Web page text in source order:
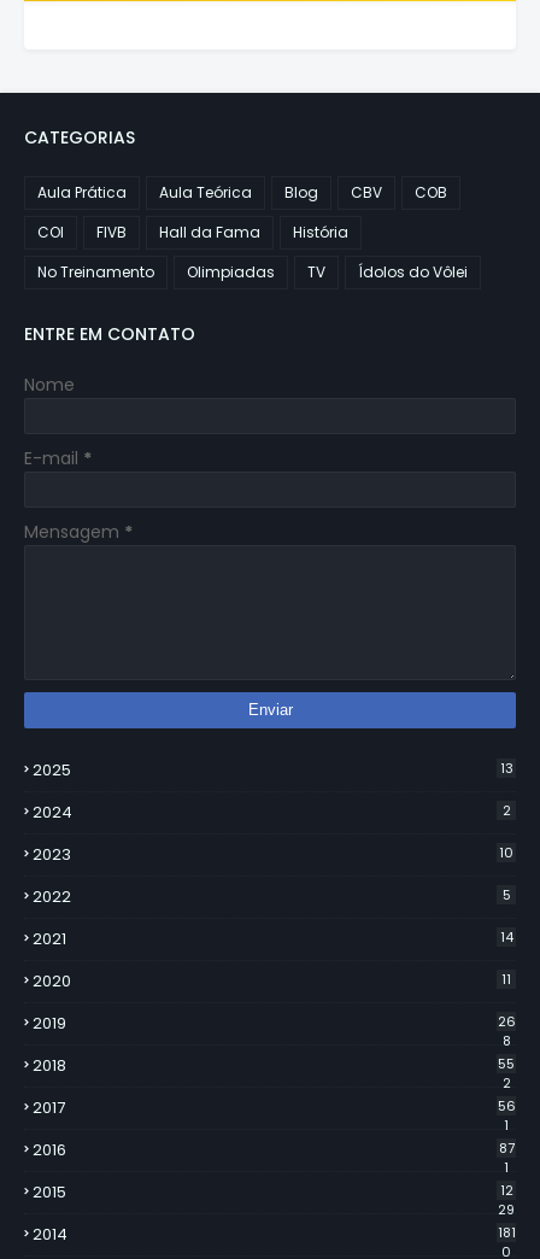
CATEGORIAS
Aula Prática Aula Teórica Blog CBV
COB
COI
FIVB Hall da Fama
História
No Treinamento
Olimpiadas TV Ídolos do Vôlei
ENTRE EM CONTATO
Nome
E-mail *
Mensagem *
2025 13
2024 2
2023 10
2022 5
2021 14
2020 11
2019
26
8
2018
55
2
2017
56
1
2016
87
1
2015
12
29
2014
181
0